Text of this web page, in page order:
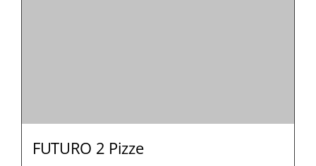
FUTURO 2 Pizze